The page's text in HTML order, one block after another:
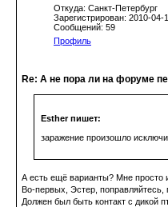
Откуда: Санкт-Петербург
Зарегистрирован: 2010-04-
Сообщений: 59
Профиль
Re: А не пора ли на форуме
Esther пишет:
заражение произошло
А есть ещё варианты? Мне просто
Во-первых, Эстер, поправляйтесь,
Должен был быть контакт с дикой